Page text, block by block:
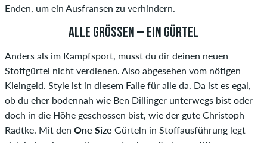
Enden, um ein Ausfransen zu verhindern.
ALLE GRÖSSEN – EIN GÜRTEL
Anders als im Kampfsport, musst du dir deinen neuen
Stoffgürtel nicht verdienen. Also abgesehen vom nötigen
Kleingeld. Style ist in diesem Falle für alle da. Da ist es egal,
ob du eher bodennah wie Ben Dillinger unterwegs bist oder
doch in die Höhe geschossen bist, wie der gute Christoph
Radtke. Mit den One Size Gürteln in Stoffausführung legt